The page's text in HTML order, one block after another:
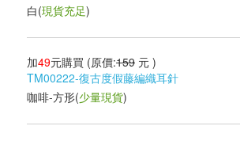
白(現貨充足)
加49元購買 (原價:159 元 )
TM00222-復古度假藤編織耳針
咖啡-方形(少量現貨)